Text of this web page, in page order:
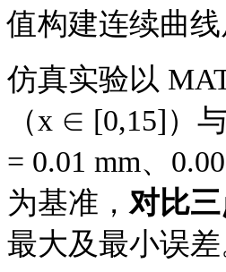
值构建连续曲
仿真实验以
（x ∈ [0,15]）
= 0.01 mm、
为基准， 对比
最大及最小误差